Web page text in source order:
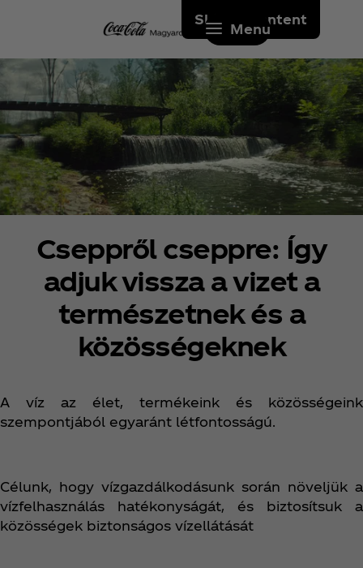
Skip to content
Menu
Cseppről cseppre: Így
adjuk vissza a vizet a
természetnek és a
közösségeknek
A víz az élet, termékeink és közösségeink
szempontjából egyaránt létfontosságú.
Célunk, hogy vízgazdálkodásunk során növeljük a
vízfelhasználás hatékonyságát, és biztosítsuk a
közösségek biztonságos vízellátását